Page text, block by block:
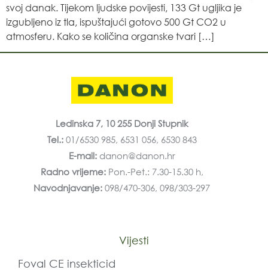
svoj danak. Tijekom ljudske povijesti, 133 Gt ugljika je
izgubljeno iz tla, ispuštajući gotovo 500 Gt CO2 u
atmosferu. Kako se količina organske tvari […]
Ledinska 7, 10 255 Donji Stupnik
Tel.:01/6530 985, 6531 056, 6530 843
E-mail:danon@danon.hr
Radno vrijeme: Pon.-Pet.: 7.30-15.30 h,
Navodnjavanje:098/470-306, 098/303-297
Vijesti
Foval CE insekticid